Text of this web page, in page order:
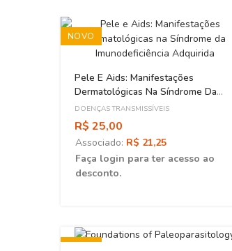
NOVO
Pele E Aids: Manifestações
Dermatológicas Na Síndrome Da
Imunodeficiência Adquirida
DOENÇAS TRANSMISSÍVEIS
R$ 25,00
Associado: R$ 21,25
Faça login para ter acesso ao
desconto.